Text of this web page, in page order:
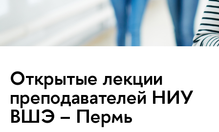
Открытые лекции
преподавателей НИУ
ВШЭ – Пермь